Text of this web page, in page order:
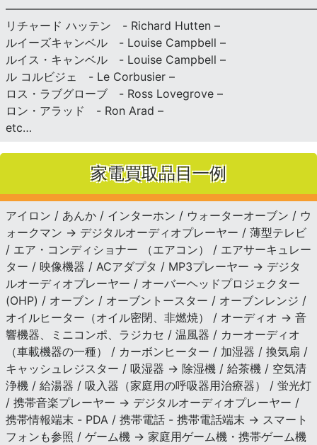
リチャード ハッテン - Richard Hutten –
ルイーズキャンベル - Louise Campbell –
ルイス・キャンベル - Louise Campbell –
ル コルビジェ - Le Corbusier –
ロス・ラブグローブ - Ross Lovegrove –
ロン・アラッド - Ron Arad –
etc…
家電買取品目一例
アイロン / あんか / インターホン / ウォーターオーブン / ウ
ォークマン → デジタルオーディオプレーヤー / 薄型テレビ
/ エア・コンディショナー （エアコン） / エアサーキュレー
ター / 映像機器 / ACアダプタ / MP3プレーヤー → デジタ
ルオーディオプレーヤー / オーバーヘッドプロジェクター
(OHP) / オーブン / オーブントースター / オーブンレンジ /
オイルヒーター（オイル密閉、非燃焼） / オーディオ → 音
響機器、ミニコンポ、ラジカセ / 温風器 / カーオーディオ
（車載機器の一種） / カーボンヒーター / 加湿器 / 換気扇 /
キャッシュレジスター / 吸湿器 → 除湿機 / 給茶機 / 空気清
浄機 / 給湯器 / 吸入器（家庭用の呼吸器用治療器） / 蛍光灯
/ 携帯音楽プレーヤー → デジタルオーディオプレーヤー /
携帯情報端末 - PDA / 携帯電話 - 携帯電話端末 → スマート
フォンも参照 / ゲーム機 → 家庭用ゲーム機・携帯ゲーム機